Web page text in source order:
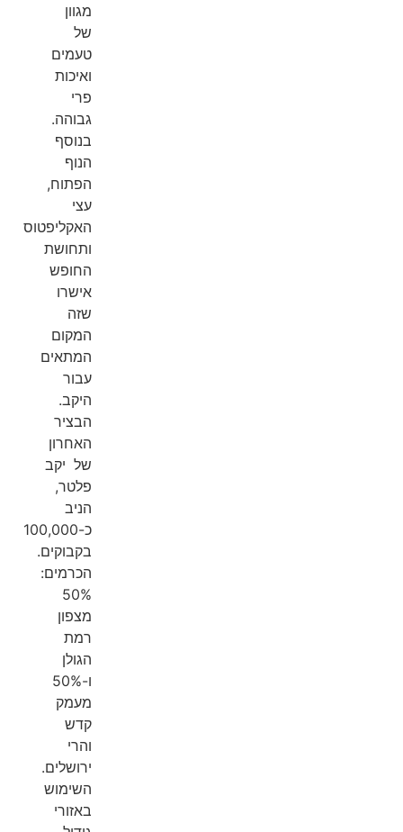
מגוון
של
טעמים
ואיכות
פרי
גבוהה.
בנוסף
הנוף
הפתוח,
עצי
האקליפטוס
ותחושת
החופש
אישרו
שזה
המקום
המתאים
עבור
היקב.
הבציר
האחרון
של יקב
פלטר,
הניב
כ-100,000
בקבוקים.
הכרמים:
50%
מצפון
רמת
הגולן
ו-50%
מעמק
קדש
והרי
ירושלים.
השימוש
באזורי